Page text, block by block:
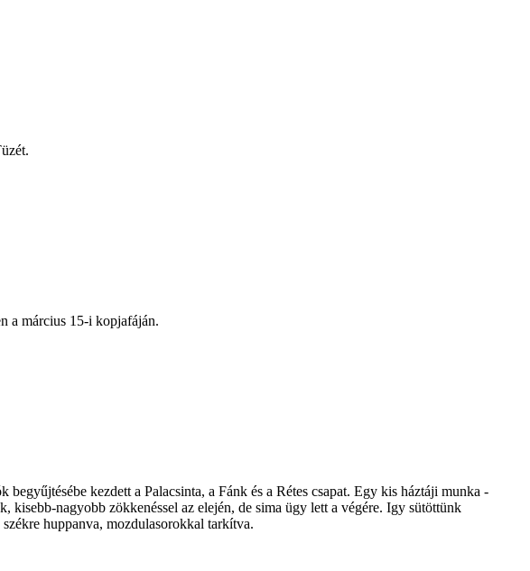
a március 15-i kopjafáján.
kezdett a Palacsinta, a Fánk és a Rétes csapat. Egy kis háztáji munka -
kisebb-nagyobb zökkenéssel az elején, de sima ügy lett a végére. Igy sütöttünk
huppanva, mozdulasorokkal tarkítva.